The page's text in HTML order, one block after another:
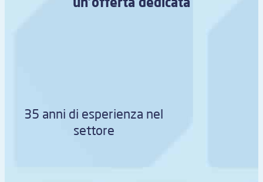
35 anni di esperienza nel
settore